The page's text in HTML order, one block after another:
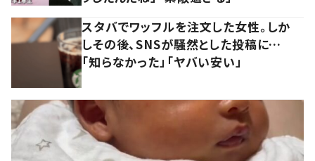
スタバでワッフルを注文した女性。しか
しその後、SNSが騒然とした投稿に…
「知らなかった」「ヤバい安い」